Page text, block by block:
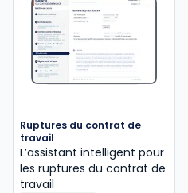
Ruptures du contrat de
travail
L’assistant intelligent pour
les ruptures du contrat de
travail